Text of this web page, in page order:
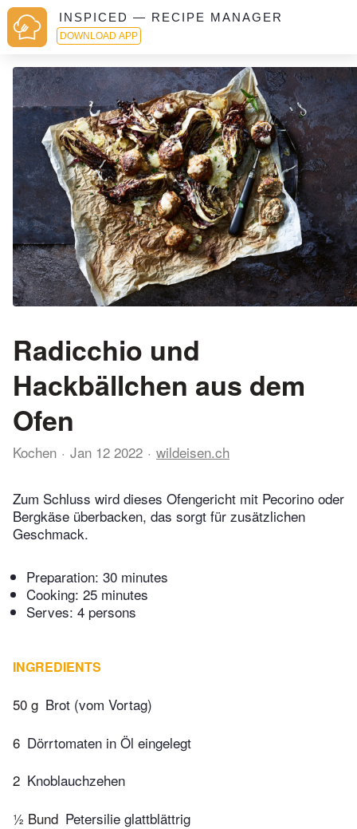
INSPICED — RECIPE MANAGER
DOWNLOAD APP
Radicchio und
Hackbällchen aus dem
Ofen
Kochen Jan 12 2022 wildeisen.ch
Zum Schluss wird dieses Ofengericht mit Pecorino oder
Bergkäse überbacken, das sorgt für zusätzlichen
Geschmack.
Preparation: 30 minutes
Cooking: 25 minutes
Serves: 4 persons
INGREDIENTS
50 g Brot (vom Vortag)
6 Dörrtomaten in Öl eingelegt
2 Knoblauchzehen
½ Bund Petersilie glattblättrig